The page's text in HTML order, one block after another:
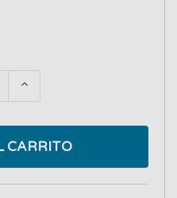
CARRITO